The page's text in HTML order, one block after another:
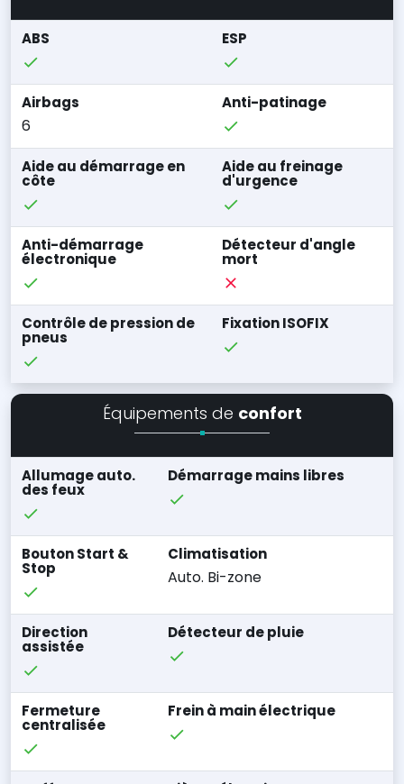
ABS ESP
Airbags
6
Anti-patinage
Aide au démarrage en
côte
Aide au freinage
d'urgence
Anti-démarrage
électronique
Détecteur d'angle
mort
Contrôle de pression de
pneus
Fixation ISOFIX
Équipements de confort
Allumage auto.
des feux
Démarrage mains libres
Bouton Start &
Stop
Climatisation
Auto. Bi-zone
Direction
assistée
Détecteur de pluie
Fermeture
centralisée
Frein à main électrique